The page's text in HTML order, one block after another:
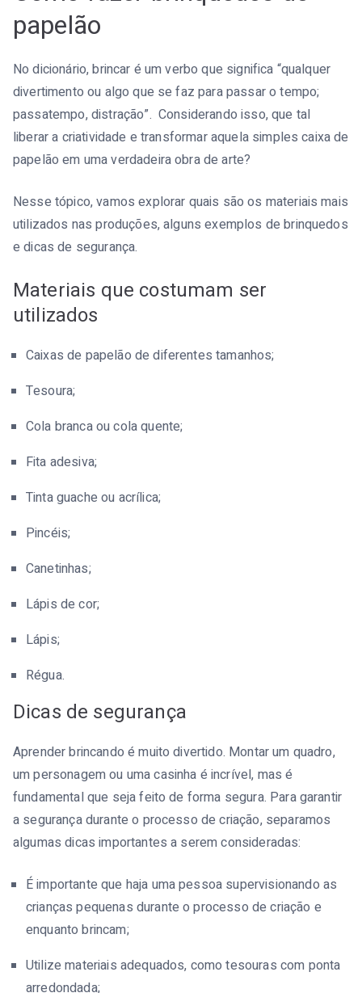
papelão
No dicionário, brincar é um verbo que significa “qualquer
divertimento ou algo que se faz para passar o tempo;
passatempo, distração”. Considerando isso, que tal
liberar a criatividade e transformar aquela simples caixa de
papelão em uma verdadeira obra de arte?
Nesse tópico, vamos explorar quais são os materiais mais
utilizados nas produções, alguns exemplos de brinquedos
e dicas de segurança.
Materiais que costumam ser
utilizados
Caixas de papelão de diferentes tamanhos;
Tesoura;
Cola branca ou cola quente;
Fita adesiva;
Tinta guache ou acrílica;
Pincéis;
Canetinhas;
Lápis de cor;
Lápis;
Régua.
Dicas de segurança
Aprender brincando é muito divertido. Montar um quadro,
um personagem ou uma casinha é incrível, mas é
fundamental que seja feito de forma segura. Para garantir
a segurança durante o processo de criação, separamos
algumas dicas importantes a serem consideradas:
É importante que haja uma pessoa supervisionando as
crianças pequenas durante o processo de criação e
enquanto brincam;
Utilize materiais adequados, como tesouras com ponta
arredondada;